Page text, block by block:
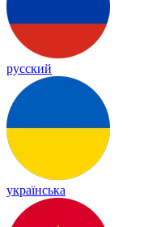
русский
українська